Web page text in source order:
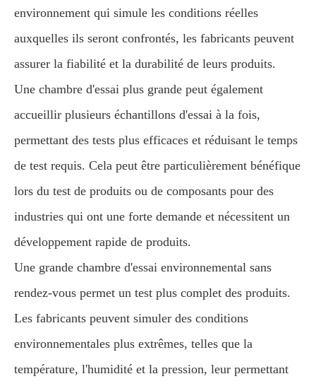
environnement qui simule les conditions réelles
auxquelles ils seront confrontés, les fabricants peuvent
assurer la fiabilité et la durabilité de leurs produits.
Une chambre d'essai plus grande peut également
accueillir plusieurs échantillons d'essai à la fois,
permettant des tests plus efficaces et réduisant le temps
de test requis. Cela peut être particulièrement bénéfique
lors du test de produits ou de composants pour des
industries qui ont une forte demande et nécessitent un
développement rapide de produits.
Une grande chambre d'essai environnemental sans
rendez-vous permet un test plus complet des produits.
Les fabricants peuvent simuler des conditions
environnementales plus extrêmes, telles que la
température, l'humidité et la pression, leur permettant